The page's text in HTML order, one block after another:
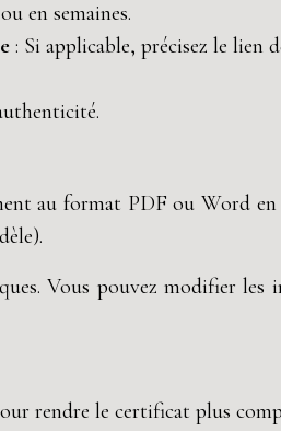
en semaines.
: Si applicable, précisez le lien
au format PDF ou Word
Vous pouvez modifier
rendre le certificat plus